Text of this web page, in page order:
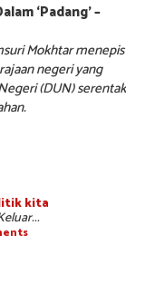
‘Padang’ –
Mokhtar menepis
negeri yang
(DUN) serentak
kita